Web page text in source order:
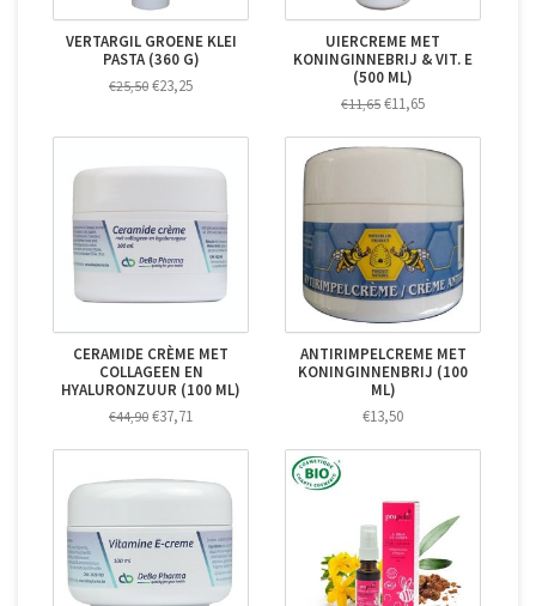
VERTARGIL GROENE KLEI
PASTA (360 G)
€25,50 €23,25
UIERCREME MET
KONINGINNEBRIJ & VIT. E
(500 ML)
€11,65 €11,65
CERAMIDE CRÈME MET
COLLAGEEN EN
HYALURONZUUR (100 ML)
€44,90 €37,71
ANTIRIMPELCREME MET
KONINGINNENBRIJ (100
ML)
€13,50